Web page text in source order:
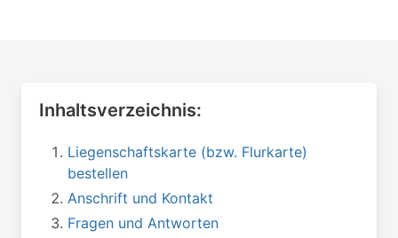
Inhaltsverzeichnis:
Liegenschaftskarte (bzw. Flurkarte)
bestellen
Anschrift und Kontakt
Fragen und Antworten